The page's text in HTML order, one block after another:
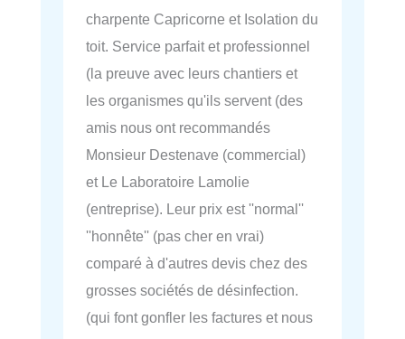
charpente Capricorne et Isolation du
toit. Service parfait et professionnel
(la preuve avec leurs chantiers et
les organismes qu'ils servent (des
amis nous ont recommandés
Monsieur Destenave (commercial)
et Le Laboratoire Lamolie
(entreprise). Leur prix est ''normal''
''honnête'' (pas cher en vrai)
comparé à d'autres devis chez des
grosses sociétés de désinfection.
(qui font gonfler les factures et nous